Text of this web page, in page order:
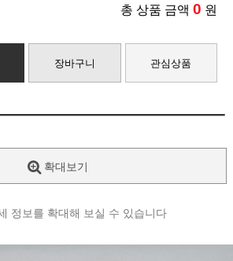
총 상품 금액 0 원
장바구니 관심상품
확대보기
정보를 확대해 보실 수 있습니다